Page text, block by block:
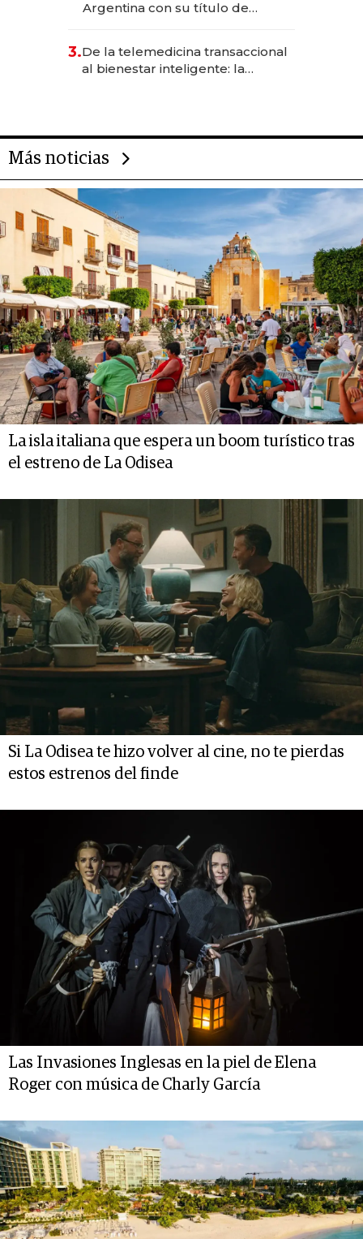
Argentina con su título de
las marcas "fast premium"
3.De la telemedicina transaccional
al bienestar inteligente: la
Más noticias
La isla italiana que espera un boom turístico tras
el estreno de La Odisea
Si La Odisea te hizo volver al cine, no te pierdas
estos estrenos del finde
Las Invasiones Inglesas en la piel de Elena
Roger con música de Charly García